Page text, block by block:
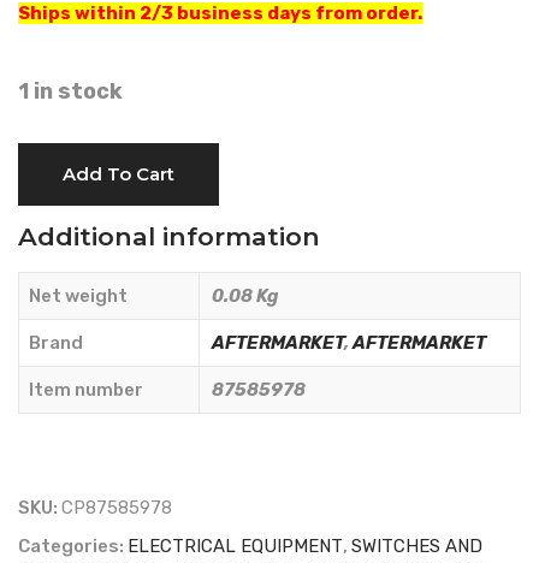
Ships within 2/3 business days from order.
1 in stock
SWITCH
AFTERMARKET
-
87585978
quantity
Add To Cart
Additional information
Net weight 0.08 Kg
Brand AFTERMARKET,AFTERMARKET
Item number 87585978
SKU: CP87585978
Categories: ELECTRICAL EQUIPMENT, SWITCHES AND